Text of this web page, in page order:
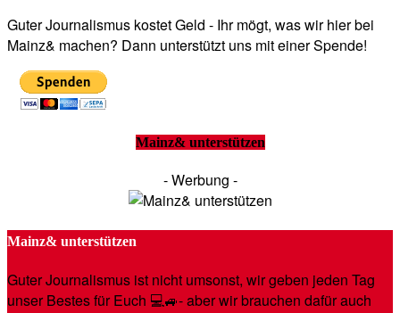
Guter Journalismus kostet Geld - Ihr mögt, was wir hier bei
Mainz& machen? Dann unterstützt uns mit einer Spende!
Mainz& unterstützen
- Werbung -
Mainz& unterstützen
Guter Journalismus ist nicht umsonst, wir geben jeden Tag
unser Bestes für Euch 💻🚙- aber wir brauchen dafür auch